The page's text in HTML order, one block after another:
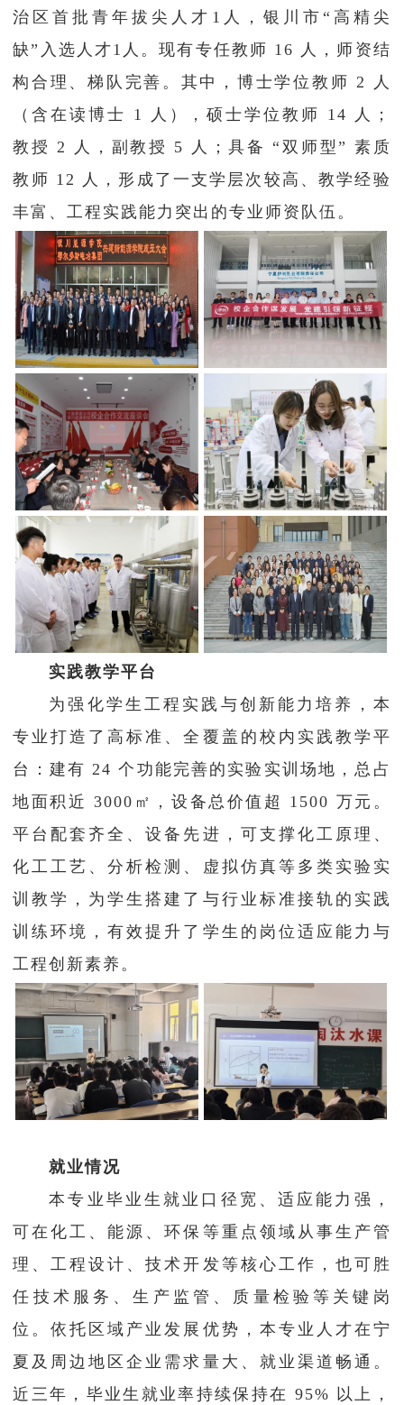
治区首批青年拔尖人才1人，银川市“高精尖
缺”入选人才1人。现有专任教师 16 人，师资结
构合理、梯队完善。其中，博士学位教师 2 人
（含在读博士 1 人），硕士学位教师 14 人；
教授 2 人，副教授 5 人；具备 “双师型” 素质
教师 12 人，形成了一支学层次较高、教学经验
丰富、工程实践能力突出的专业师资队伍。
实践教学平台
为强化学生工程实践与创新能力培养，本
专业打造了高标准、全覆盖的校内实践教学平
台：建有 24 个功能完善的实验实训场地，总占
地面积近 3000㎡，设备总价值超 1500 万元。
平台配套齐全、设备先进，可支撑化工原理、
化工工艺、分析检测、虚拟仿真等多类实验实
训教学，为学生搭建了与行业标准接轨的实践
训练环境，有效提升了学生的岗位适应能力与
工程创新素养。
就业情况
本专业毕业生就业口径宽、适应能力强，
可在化工、能源、环保等重点领域从事生产管
理、工程设计、技术开发等核心工作，也可胜
任技术服务、生产监管、质量检验等关键岗
位。依托区域产业发展优势，本专业人才在宁
夏及周边地区企业需求量大、就业渠道畅通。
近三年，毕业生就业率持续保持在 95% 以上，